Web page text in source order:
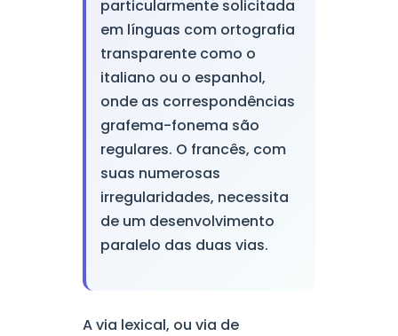
particularmente solicitada
em línguas com ortografia
transparente como o
italiano ou o espanhol,
onde as correspondências
grafema-fonema são
regulares. O francês, com
suas numerosas
irregularidades, necessita
de um desenvolvimento
paralelo das duas vias.
A via lexical, ou via de